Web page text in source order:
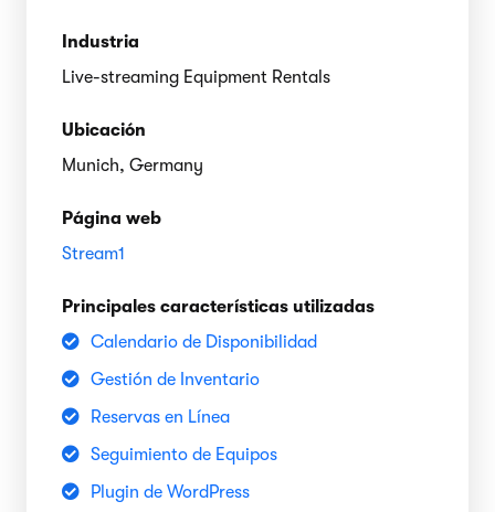
Industria
Live-streaming Equipment Rentals
Ubicación
Munich, Germany
Página web
Stream1
Principales características utilizadas
Calendario de Disponibilidad
Gestión de Inventario
Reservas en Línea
Seguimiento de Equipos
Plugin de WordPress